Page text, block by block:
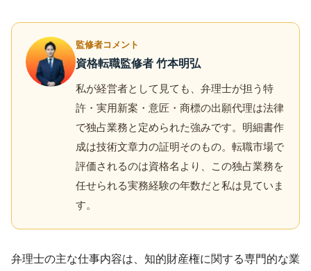
監修者コメント
資格転職監修者 竹本明弘
私が経営者として見ても、弁理士が担う特
許・実用新案・意匠・商標の出願代理は法律
で独占業務と定められた強みです。明細書作
成は技術文章力の証明そのもの。転職市場で
評価されるのは資格名より、この独占業務を
任せられる実務経験の年数だと私は見ていま
す。
弁理士の主な仕事内容は、知的財産権に関する専門的な業